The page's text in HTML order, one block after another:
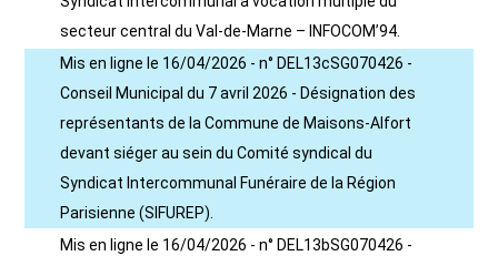
secteur central du Val-de-Marne – INFOCOM’94.
Mis en ligne le 16/04/2026 - n° DEL13cSG070426 -
Conseil Municipal du 7 avril 2026 - Désignation des
représentants de la Commune de Maisons-Alfort
devant siéger au sein du Comité syndical du
Syndicat Intercommunal Funéraire de la Région
Parisienne (SIFUREP).
Mis en ligne le 16/04/2026 - n° DEL13bSG070426 -